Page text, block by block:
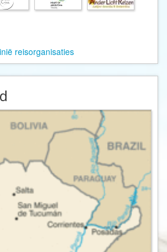
reisorganisaties